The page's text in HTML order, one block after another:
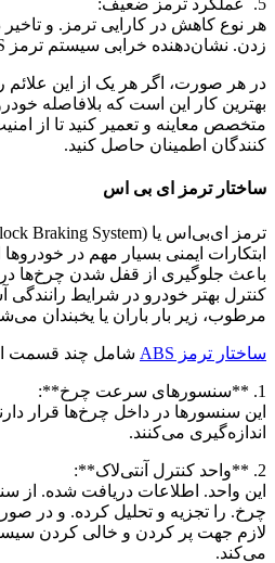
5. عملکرد ترمز ضعیف:
هر نوع کاهش در کارایی ترمز. و تاخیر
زدن. نشان‌دهنده خرابی سیستم ترمز ABS می‌باشد.
در هر صورت، اگر هر یک از این علائم
بهترین کار این است که بلافاصله
متخصص معاینه و تعمیر کنید تا از
کنندگان اطمینان حاصل کنید.
ساختار ترمز ای بی اس
ابتکارات ایمنی بسیار مهم در
باعث جلوگیری از قفل شدن چرخ‌ها
کنترل بهتر خودرو در شرایط رانندگی
مرطوب، زیر بار باران یا یخبندان
ساختار ترمز ABS شامل چند قسمت
1. **سنسورهای سرعت چرخ**:
این سنسورها در داخل چرخ‌ها قرار
اندازه‌گیری می‌کنند.
2. **واحد کنترل آنتی‌لاک**:
این واحد. اطلاعات دریافت شده.
چرخ. را تجزیه و تحلیل کرده. و در
لازم جهت پر کردن و خالی کردن
می‌کند.